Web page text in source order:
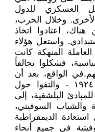
العسكري للدول
الأخرى. وخلال الحرب،
اعتادوا اتخاذ
واستغل هؤلاء
المنهكة كانت
فشكلوا تحالفاً
الواقع، بعد أن
نبّههم لينين - الذي توفي عام ١٩٢٤ - والتفوا حول
البلشفية، إلى
السوفيتي،
الديمقراطية
في جميع أنحاء